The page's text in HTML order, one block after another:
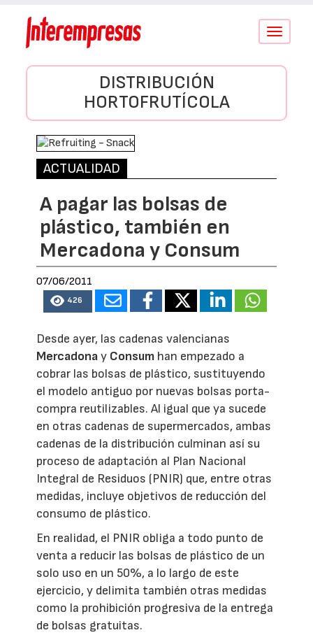
Conmutar
DISTRIBUCIÓN
HORTOFRUTÍCOLA
ACTUALIDAD
A pagar las bolsas de
plástico, también en
Mercadona y Consum
07/06/2011
426
Desde ayer, las cadenas valencianas
Mercadonay Consum han empezado a
cobrar las bolsas de plástico, sustituyendo
el modelo antiguo por nuevas bolsas porta-
compra reutilizables. Al igual que ya sucede
en otras cadenas de supermercados, ambas
cadenas de la distribución culminan así su
proceso de adaptación al Plan Nacional
Integral de Residuos (PNIR) que, entre otras
medidas, incluye objetivos de reducción del
consumo de plástico.
En realidad, el PNIR obliga a todo punto de
venta a reducir las bolsas de plástico de un
solo uso en un 50%, a lo largo de este
ejercicio, y delimita también otras medidas
como la prohibición progresiva de la entrega
de bolsas gratuitas.